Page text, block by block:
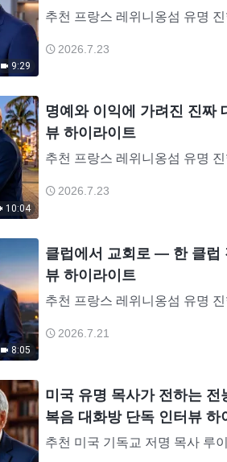
9:29
추천 프랑스 레위니옹섬 유명 진
이자 DJ, 아트 디렉터였습니다.
2026.7.23
10:04
명예와 이익에 가려진 진짜
뷰 하이라이트
추천 프랑스 레위니옹섬 유명
이자 DJ, 아트 디렉터였습니다.
2026.7.23
8:05
클럽에서 교회로 ― 한 클럽
뷰 하이라이트
추천 프랑스 레위니옹섬 유명
이자 DJ, 아트 디렉터였습니다.
2026.7.21
미국 유명 목사가 전하는
복음 대화방 단독 인터뷰 하
추천 미국 기독교 저명 목사 루이